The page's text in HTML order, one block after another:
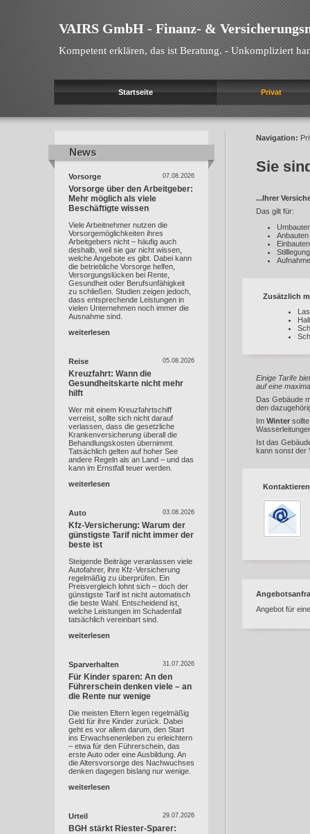
VAIRS GmbH - Finanz- &
Kompetent erklären, das ist Beratung. - Unkompliziert
Startseite Privat
News
News
07.08.2026
Vorsorge
Vorsorge über den Arbeitgeber:
Mehr möglich als viele
Beschäftigte wissen
Viele Arbeitnehmer nutzen die
Vorsorgemöglichkeiten ihres
Arbeitgebers nicht – häufig auch
deshalb, weil sie gar nicht wissen,
welche Angebote es gibt. Dabei kann
die betriebliche Vorsorge helfen,
Versorgungslücken bei Rente,
Gesundheit oder Berufsunfähigkeit
zu schließen. Studien zeigen jedoch,
dass entsprechende Leistungen in
vielen Unternehmen noch immer die
Ausnahme sind.
weiterlesen
05.08.2026
Reise
Kreuzfahrt: Wann die
Gesundheitskarte nicht mehr
hilft
Wer mit einem Kreuzfahrtschiff
verreist, sollte sich nicht darauf
verlassen, dass die gesetzliche
Krankenversicherung überall die
Behandlungskosten übernimmt.
Tatsächlich gelten auf hoher See
andere Regeln als an Land – und das
kann im Ernstfall teuer werden.
weiterlesen
03.08.2026
Auto
Kfz-Versicherung: Warum der
günstigste Tarif nicht immer der
beste ist
Steigende Beiträge veranlassen viele
Autofahrer, ihre Kfz-Versicherung
regelmäßig zu überprüfen. Ein
Preisvergleich lohnt sich – doch der
günstigste Tarif ist nicht automatisch
die beste Wahl. Entscheidend ist,
welche Leistungen im Schadenfall
tatsächlich vereinbart sind.
weiterlesen
31.07.2026
Sparverhalten
Für Kinder sparen: An den
Führerschein denken viele – an
die Rente nur wenige
Die meisten Eltern legen regelmäßig
Geld für ihre Kinder zurück. Dabei
geht es vor allem darum, den Start
ins Erwachsenenleben zu erleichtern
– etwa für den Führerschein, das
erste Auto oder eine Ausbildung. An
die Altersvorsorge des Nachwuchses
denken dagegen bislang nur wenige.
weiterlesen
29.07.2026
Urteil
BGH stärkt Riester-Sparer:
Navigation:
Sie
...Ihrer
Das gilt für:
Anbauten
Einbauten
Zusätzlich
Einige Tarife
auf eine
Das Gebäude
den
Im Winter
Ist das
kann sonst der
Angebot für